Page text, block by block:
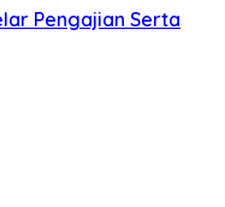
Pengajian Serta